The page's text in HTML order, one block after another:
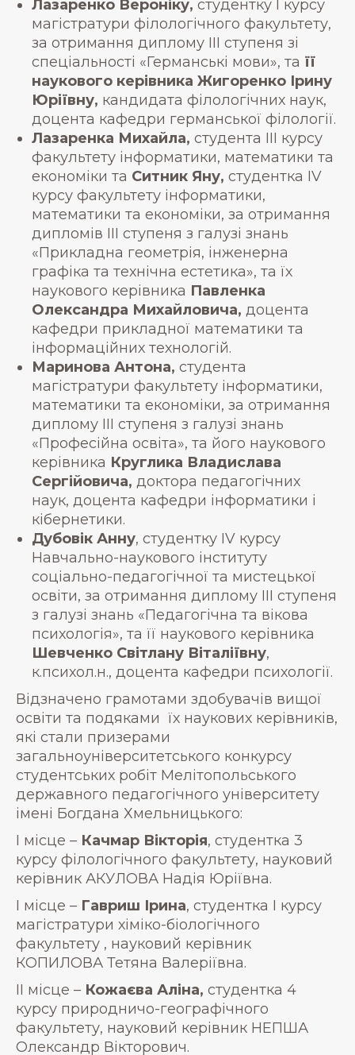
Лазаренко Вероніку, студентку І курсу
магістратури філологічного факультету,
за отримання диплому ІІІ ступеня зі
спеціальності «Германські мови», та її
наукового керівника Жигоренко Ірину
Юріївну, кандидата філологічних наук,
доцента кафедри германської філології.
Лазаренка Михайла, студента ІІІ курсу
факультету інформатики, математики та
економіки та Ситник Яну, студентка IV
курсу факультету інформатики,
математики та економіки, за отримання
дипломів ІІІ ступеня з галузі знань
«Прикладна геометрія, інженерна
графіка та технічна естетика», та їх
наукового керівника Павленка
Олександра Михайловича, доцента
кафедри прикладної математики та
інформаційних технологій.
Маринова Антона, студента
магістратури факультету інформатики,
математики та економіки, за отримання
диплому ІІІ ступеня з галузі знань
«Професійна освіта», та його наукового
керівника Круглика Владислава
Сергійовича, доктора педагогічних
наук, доцента кафедри інформатики і
кібернетики.
Дубовік Анну, студентку IV курсу
Навчально-наукового інституту
соціально-педагогічної та мистецької
освіти, за отримання диплому ІІІ ступеня
з галузі знань «Педагогічна та вікова
психологія», та її наукового керівника
Шевченко Світлану Віталіївну,
к.психол.н., доцента кафедри психології.
Відзначено грамотами здобувачів вищої
освіти та подяками їх наукових керівників,
які стали призерами
загальноуніверситетського конкурсу
студентських робіт Мелітопольського
державного педагогічного університету
імені Богдана Хмельницького:
І місце – Качмар Вікторія, студентка 3
курсу філологічного факультету, науковий
керівник АКУЛОВА Надія Юріївна.
І місце – Гавриш Ірина, студентка І курсу
магістратури хіміко-біологічного
факультету , науковий керівник
КОПИЛОВА Тетяна Валеріївна.
ІІ місце – Кожаєва Аліна, студентка 4
курсу природничо-географічного
факультету, науковий керівник НЕПША
Олександр Вікторович.